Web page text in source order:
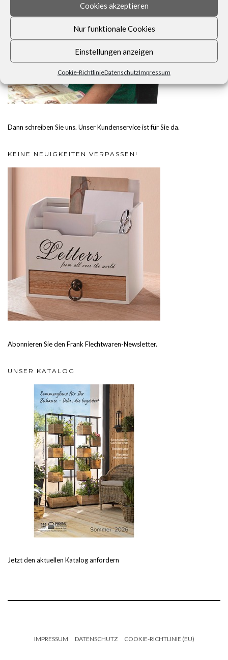
Cookies akzeptieren
Nur funktionale Cookies
Einstellungen anzeigen
Cookie-RichtlinieDatenschutzImpressum
Dann schreiben Sie uns. Unser Kundenservice ist für Sie da.
KEINE NEUIGKEITEN VERPASSEN!
Abonnieren Sie den Frank Flechtwaren-Newsletter.
UNSER KATALOG
Jetzt den aktuellen Katalog anfordern
IMPRESSUM DATENSCHUTZ COOKIE-RICHTLINIE (EU)